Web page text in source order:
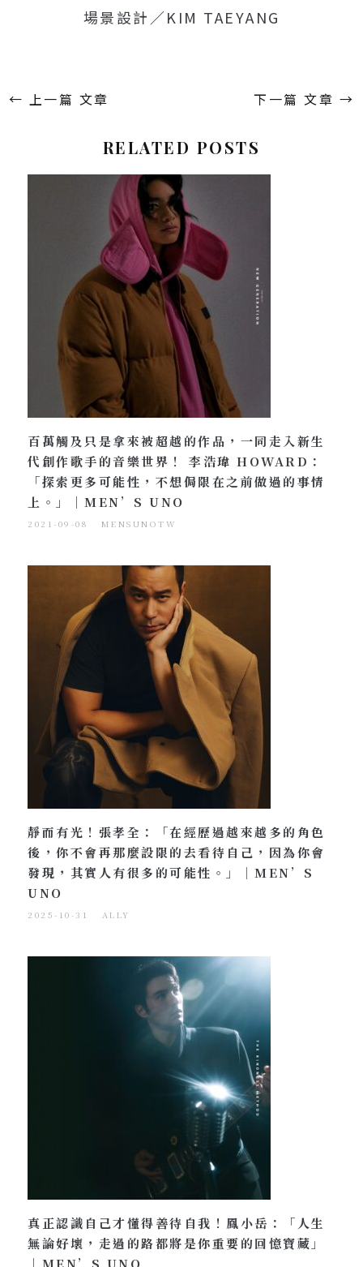
場景設計／KIM TAEYANG
← 上一篇 文章 下一篇 文章 →
RELATED POSTS
百萬觸及只是拿來被超越的作品，一同走入新生
代創作歌手的音樂世界！ 李浩瑋 HOWARD：
「探索更多可能性，不想侷限在之前做過的事情
上。」｜MEN’S UNO
2021-09-08 MENSUNOTW
靜而有光！張孝全：「在經歷過越來越多的角色
後，你不會再那麼設限的去看待自己，因為你會
發現，其實人有很多的可能性。」｜MEN’S
UNO
2025-10-31 ALLY
真正認識自己才懂得善待自我！鳳小岳：「人生
無論好壞，走過的路都將是你重要的回憶寶藏」
｜MEN’S UNO